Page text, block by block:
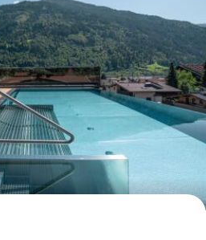
Auf der Karte anzeigen